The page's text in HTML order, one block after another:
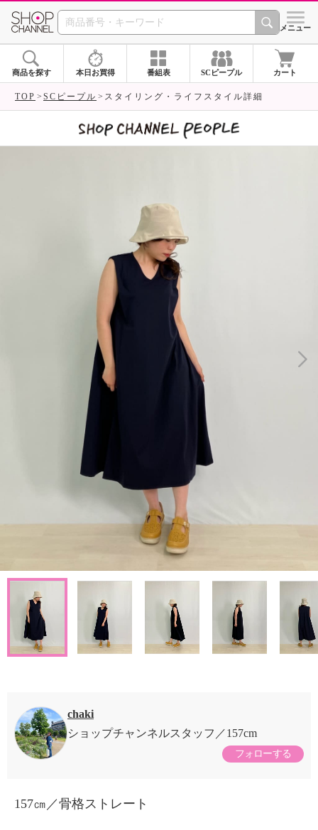
SHOP CHANNEL シメニュー
商品を探す 本日お買得 番組表 SCピープル カート
TOP SCピープル スタイリング・ライフスタイル詳細
chaki
ショップチャンネルスタッフ
157cm
フォローする
157㎝／骨格ストレート